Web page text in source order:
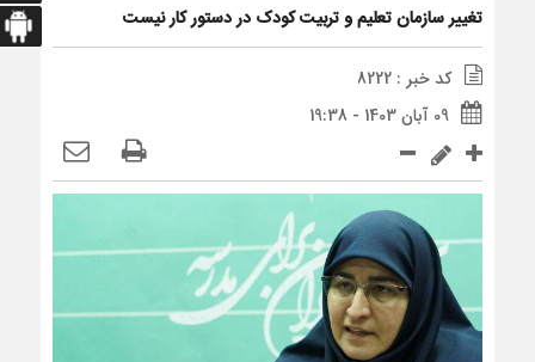
تغییر سازمان تعلیم و تربیت کودک در دستور کار نیست
کد خبر : 8222
09 آبان 1403 - 19:38